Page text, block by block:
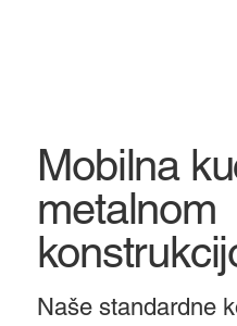
Mobilna
metalnom
​Naše standardne